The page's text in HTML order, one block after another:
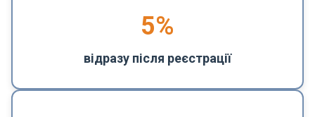
5%
відразу після реєстрації